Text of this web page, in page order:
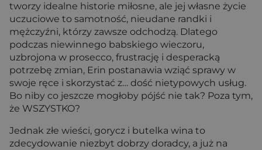
tworzy idealne historie miłosne, ale jej własne życie
uczuciowe to samotność, nieudane randki i
mężczyźni, którzy zawsze odchodzą. Dlatego
podczas niewinnego babskiego wieczoru,
uzbrojona w prosecco, frustrację i desperacką
potrzebę zmian, Erin postanawia wziąć sprawy w
swoje ręce i skorzystać z… dość nietypowych usług.
Bo niby co jeszcze mogłoby pójść nie tak? Poza tym,
że WSZYSTKO?
Jednak złe wieści, gorycz i butelka wina to
zdecydowanie niezbyt dobrzy doradcy, a już na